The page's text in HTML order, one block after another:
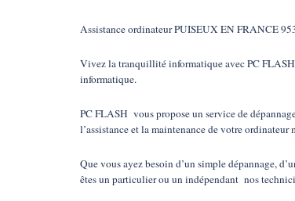
Assistance ordinateur PUISEUX EN FRANCE
Vivez la tranquillité informatique avec PC FLASH
informatique.
PC FLASH vous propose un service de
l’assistance et la maintenance de votre
Que vous ayez besoin d’un simple dépannage,
êtes un particulier ou un indépendant nos